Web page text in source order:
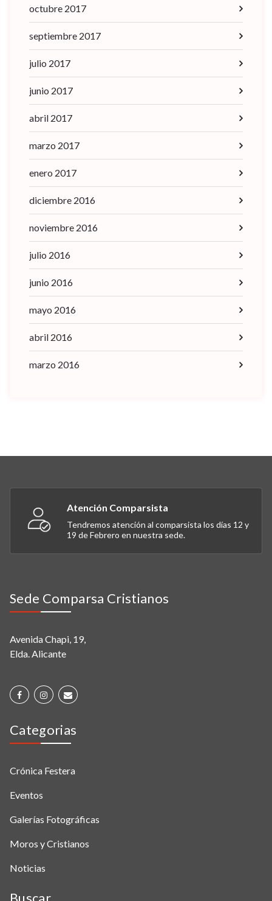
octubre 2017
septiembre 2017
julio 2017
junio 2017
abril 2017
marzo 2017
enero 2017
diciembre 2016
noviembre 2016
julio 2016
junio 2016
mayo 2016
abril 2016
marzo 2016
Atención Comparsista
Tendremos atención al comparsista los días 12 y
19 de Febrero en nuestra sede.
Sede Comparsa Cristianos
Avenida Chapi, 19,
Elda. Alicante
Categorias
Crónica Festera
Eventos
Galerías Fotográficas
Moros y Cristianos
Noticias